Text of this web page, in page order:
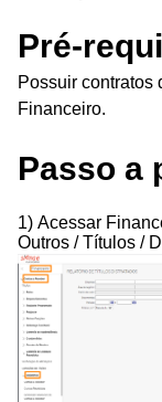
Pré-
Possuir contratos
Financeiro.
Passo a
1) Acessar
Outros / Títulos /